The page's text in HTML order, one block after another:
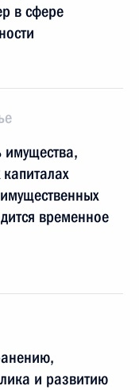
в сфере
имущества,
временное
и развитию